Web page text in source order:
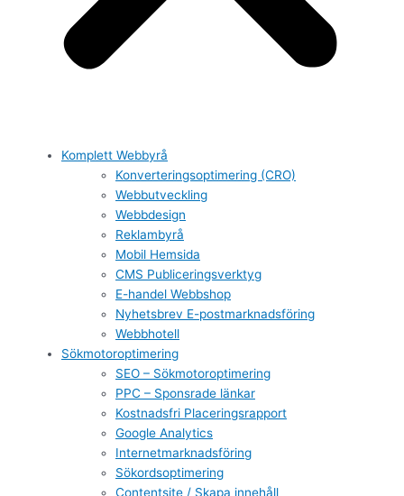
Komplett Webbyrå
Konverteringsoptimering (CRO)
Webbutveckling
Webbdesign
Reklambyrå
Mobil Hemsida
CMS Publiceringsverktyg
E-handel Webbshop
Nyhetsbrev E-postmarknadsföring
Webbhotell
Sökmotoroptimering
SEO – Sökmotoroptimering
PPC – Sponsrade länkar
Kostnadsfri Placeringsrapport
Google Analytics
Internetmarknadsföring
Sökordsoptimering
Contentsite / Skapa innehåll